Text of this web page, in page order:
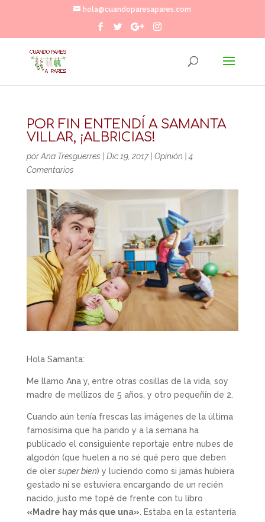
hola@cuandoparesapares.com
POR FIN ENTENDÍ A SAMANTA
VILLAR, ¡ALBRICIAS!
porAna Tresguerres Dic 19, 2017| Opinión |4
Comentarios
Hola Samanta:
Me llamo Ana y, entre otras cosillas de la vida, soy
madre de mellizos de 5 años, y otro pequeñín de 2.
Cuando aún tenía frescas las imágenes de la última
famosísima que ha parido y a la semana ha
publicado el consiguiente reportaje entre nubes de
algodón (que huelen a no sé qué pero que deben
de oler super bien) y luciendo como si jamás hubiera
gestado ni se estuviera encargando de un recién
nacido, justo me topé de frente con tu libro
«Madre hay más que una» . Estaba en la estantería